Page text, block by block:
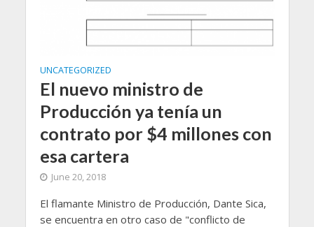
UNCATEGORIZED
El nuevo ministro de
Producción ya tenía un
contrato por $4 millones con
esa cartera
June 20, 2018
El flamante Ministro de Producción, Dante Sica,
se encuentra en otro caso de "conflicto de